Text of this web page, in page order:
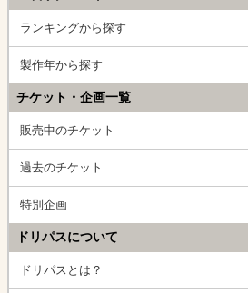
ランキングから探す
製作年から探す
チケット・企画一覧
販売中のチケット
過去のチケット
特別企画
ドリパスについて
ドリパスとは？